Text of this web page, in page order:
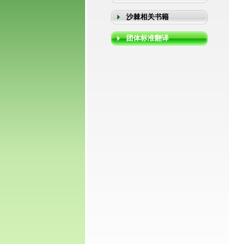
沙棘相关书籍
团体标准翻译